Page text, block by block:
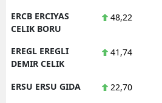
ERCB ERCIYAS
CELIK BORU
48,22
EREGL EREGLI
DEMIR CELIK
41,74
ERSU ERSU GIDA 22,70